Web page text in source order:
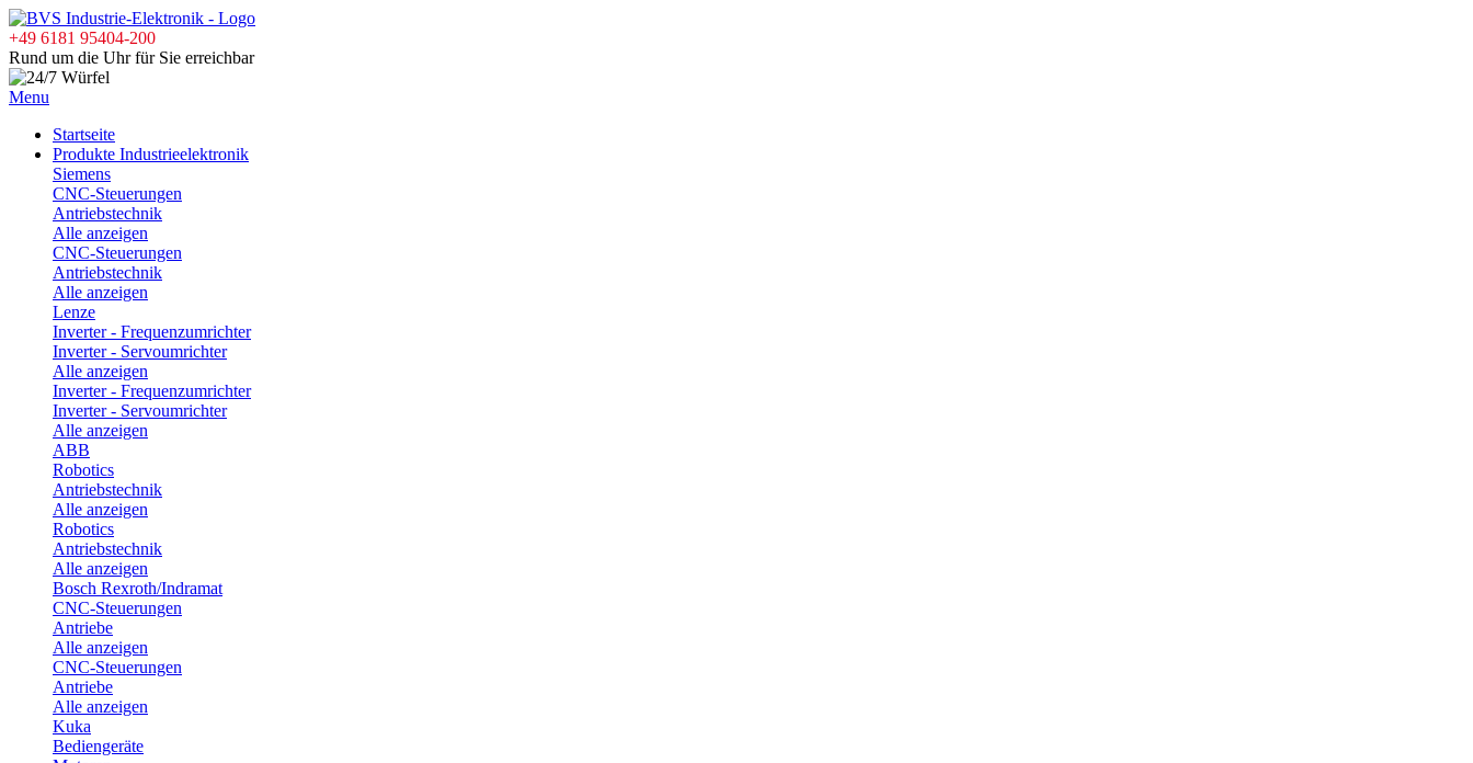
+49 6181 95404-200
Rund um die Uhr für Sie erreichbar
Menu
Startseite
Produkte Industrieelektronik
Siemens
CNC-Steuerungen
Antriebstechnik
Alle anzeigen
CNC-Steuerungen
Antriebstechnik
Alle anzeigen
Lenze
Inverter - Frequenzumrichter
Inverter - Servoumrichter
Alle anzeigen
Inverter - Frequenzumrichter
Inverter - Servoumrichter
Alle anzeigen
ABB
Robotics
Antriebstechnik
Alle anzeigen
Robotics
Antriebstechnik
Alle anzeigen
Bosch Rexroth/Indramat
CNC-Steuerungen
Antriebe
Alle anzeigen
CNC-Steuerungen
Antriebe
Alle anzeigen
Kuka
Bediengeräte